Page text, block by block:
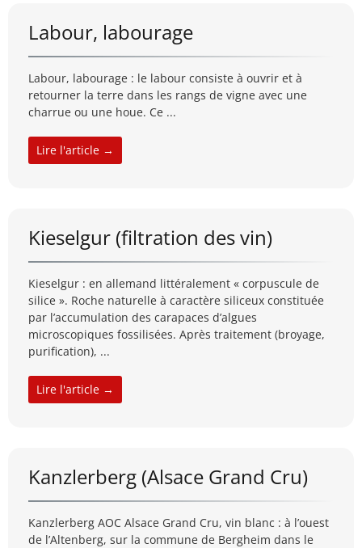
Labour, labourage
Labour, labourage : le labour consiste à ouvrir et à
retourner la terre dans les rangs de vigne avec une
charrue ou une houe. Ce ...
Lire l'article →
Kieselgur (filtration des vin)
Kieselgur : en allemand littéralement « corpuscule de
silice ». Roche naturelle à caractère siliceux constituée
par l’accumulation des carapaces d’algues
microscopiques fossilisées. Après traitement (broyage,
purification), ...
Lire l'article →
Kanzlerberg (Alsace Grand Cru)
Kanzlerberg AOC Alsace Grand Cru, vin blanc : à l’ouest
de l’Altenberg, sur la commune de Bergheim dans le